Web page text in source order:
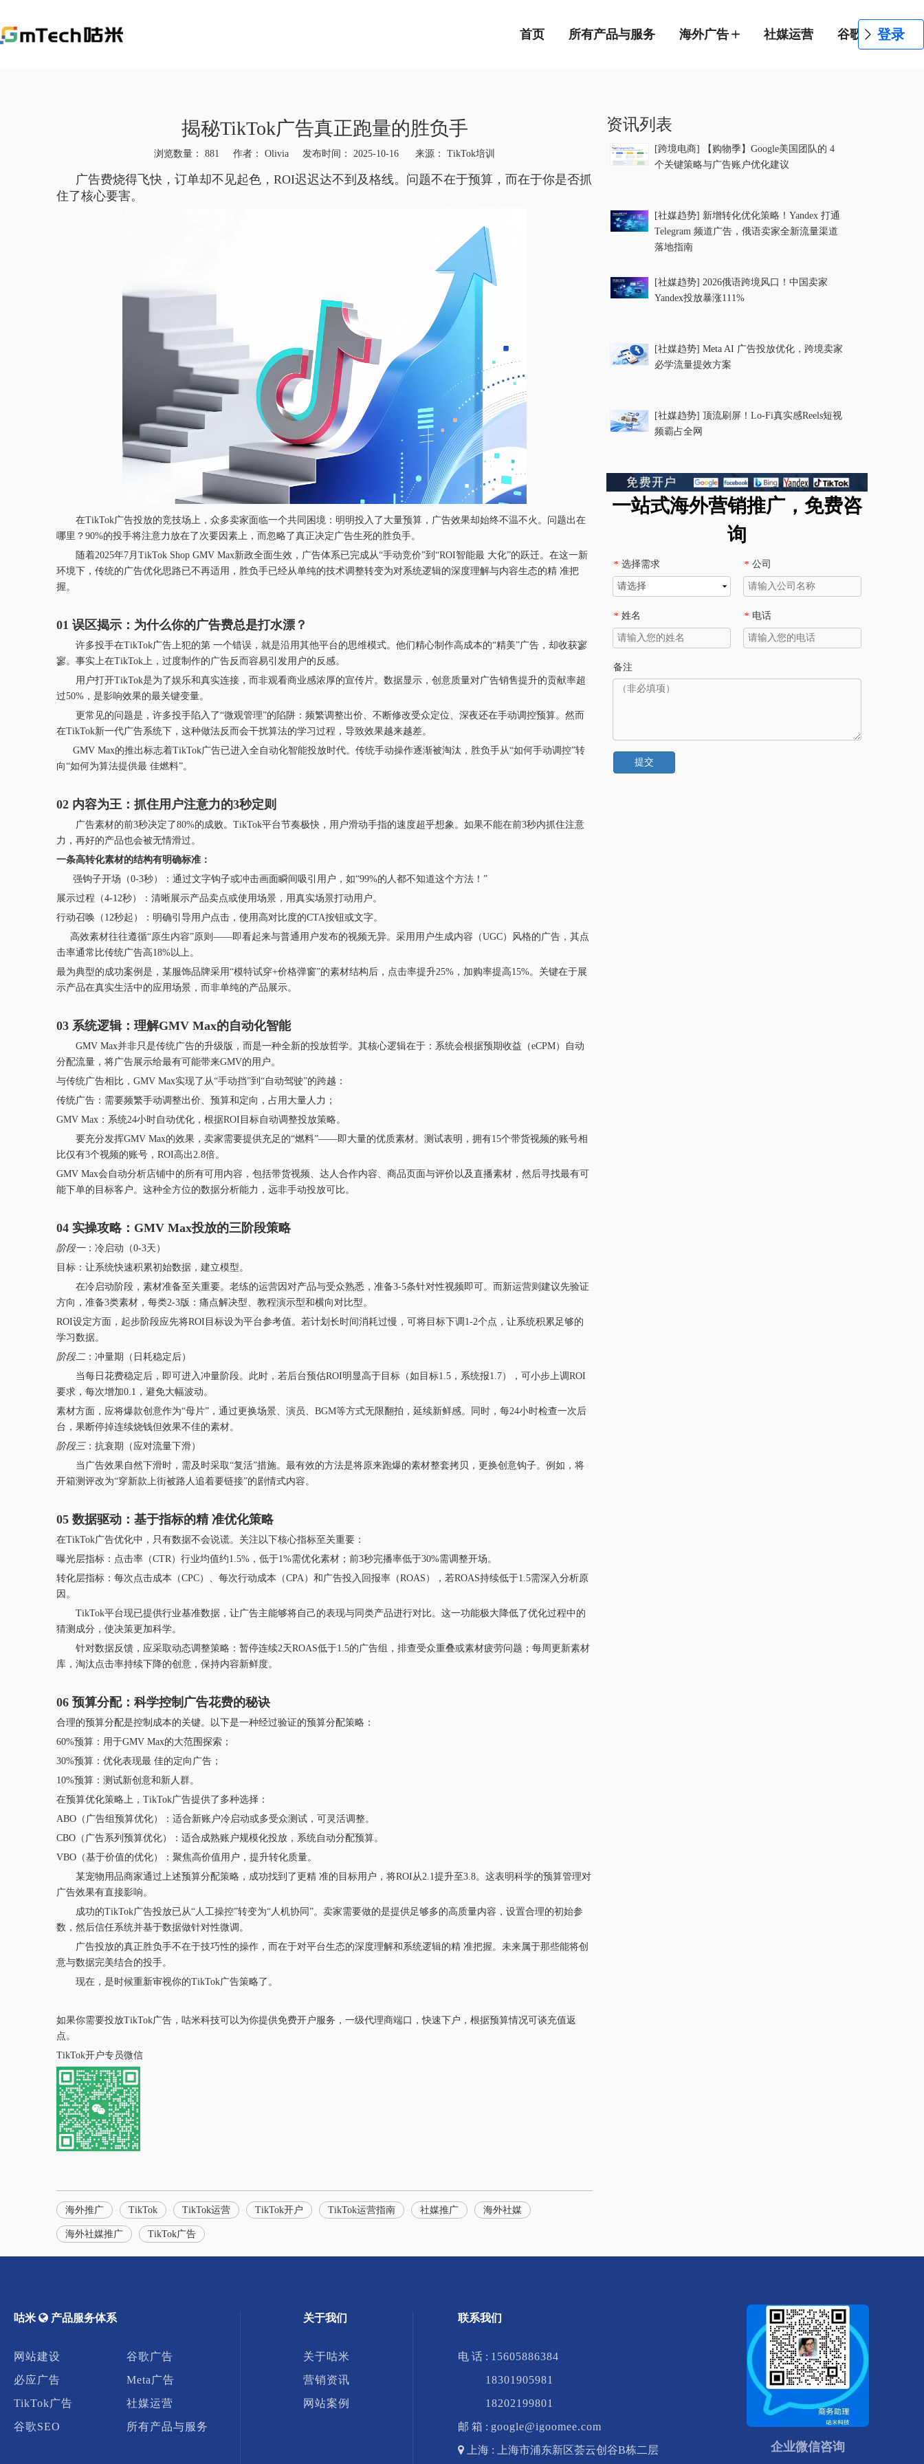
首页 所有产品与服务 海外广告 社媒运营 谷歌SEO登录
揭秘TikTok广告真正跑量的胜负手
浏览数量： 881 作者： Olivia 发布时间： 2025-10-16 来源： TikTok培训
["facebook","twitter","line","wechat","linkedin","pinterest","whatsapp"]
广告费烧得飞快，订单却不见起色，ROI迟迟达不到及格线。问题不在于预算，而在于你是否抓
住了核心要害。
在TikTok广告投放的竞技场上，众多卖家面临一个共同困境：明明投入了大量预算，广告效果却始终不温不火。问题出在
哪里？90%的投手将注意力放在了次要因素上，而忽略了真正决定广告生死的胜负手。
随着2025年7月TikTok Shop GMV Max新政全面生效，广告体系已完成从“手动竞价”到“ROI智能最 大化”的跃迁。在这一新
环境下，传统的广告优化思路已不再适用，胜负手已经从单纯的技术调整转变为对系统逻辑的深度理解与内容生态的精 准把
握。
01 误区揭示：为什么你的广告费总是打水漂？
许多投手在TikTok广告上犯的第 一个错误，就是沿用其他平台的思维模式。他们精心制作高成本的“精美”广告，却收获寥
寥。事实上在TikTok上，过度制作的广告反而容易引发用户的反感。
用户打开TikTok是为了娱乐和真实连接，而非观看商业感浓厚的宣传片。数据显示，创意质量对广告销售提升的贡献率超
过50%，是影响效果的最关键变量。
更常见的问题是，许多投手陷入了“微观管理”的陷阱：频繁调整出价、不断修改受众定位、深夜还在手动调控预算。然而
在TikTok新一代广告系统下，这种做法反而会干扰算法的学习过程，导致效果越来越差。
GMV Max的推出标志着TikTok广告已进入全自动化智能投放时代。传统手动操作逐渐被淘汰，胜负手从“如何手动调控”转
向“如何为算法提供最 佳燃料”。
02 内容为王：抓住用户注意力的3秒定则
广告素材的前3秒决定了80%的成败。TikTok平台节奏极快，用户滑动手指的速度超乎想象。如果不能在前3秒内抓住注意
力，再好的产品也会被无情滑过。
一条高转化素材的结构有明确标准：
强钩子开场（0-3秒）：通过文字钩子或冲击画面瞬间吸引用户，如“99%的人都不知道这个方法！”
展示过程（4-12秒）：清晰展示产品卖点或使用场景，用真实场景打动用户。
行动召唤（12秒起）：明确引导用户点击，使用高对比度的CTA按钮或文字。
高效素材往往遵循“原生内容”原则——即看起来与普通用户发布的视频无异。采用用户生成内容（UGC）风格的广告，其点
击率通常比传统广告高18%以上。
最为典型的成功案例是，某服饰品牌采用“模特试穿+价格弹窗”的素材结构后，点击率提升25%，加购率提高15%。关键在于展
示产品在真实生活中的应用场景，而非单纯的产品展示。
03 系统逻辑：理解GMV Max的自动化智能
GMV Max并非只是传统广告的升级版，而是一种全新的投放哲学。其核心逻辑在于：系统会根据预期收益（eCPM）自动
分配流量，将广告展示给最有可能带来GMV的用户。
与传统广告相比，GMV Max实现了从“手动挡”到“自动驾驶”的跨越：
传统广告：需要频繁手动调整出价、预算和定向，占用大量人力；
GMV Max：系统24小时自动优化，根据ROI目标自动调整投放策略。
要充分发挥GMV Max的效果，卖家需要提供充足的“燃料”——即大量的优质素材。测试表明，拥有15个带货视频的账号相
比仅有3个视频的账号，ROI高出2.8倍。
GMV Max会自动分析店铺中的所有可用内容，包括带货视频、达人合作内容、商品页面与评价以及直播素材，然后寻找最有可
能下单的目标客户。这种全方位的数据分析能力，远非手动投放可比。
04 实操攻略：GMV Max投放的三阶段策略
阶段一：冷启动（0-3天）
目标：让系统快速积累初始数据，建立模型。
在冷启动阶段，素材准备至关重要。老练的运营因对产品与受众熟悉，准备3-5条针对性视频即可。而新运营则建议先验证
方向，准备3类素材，每类2-3版：痛点解决型、教程演示型和横向对比型。
ROI设定方面，起步阶段应先将ROI目标设为平台参考值。若计划长时间消耗过慢，可将目标下调1-2个点，让系统积累足够的
学习数据。
阶段二 ：冲量期（日耗稳定后）
当每日花费稳定后，即可进入冲量阶段。此时，若后台预估ROI明显高于目标（如目标1.5，系统报1.7），可小步上调ROI
要求，每次增加0.1，避免大幅波动。
素材方面，应将爆款创意作为“母片”，通过更换场景、演员、BGM等方式无限翻拍，延续新鲜感。同时，每24小时检查一次后
台，果断停掉连续烧钱但效果不佳的素材。
阶段三：抗衰期（应对流量下滑）
当广告效果自然下滑时，需及时采取“复活”措施。最有效的方法是将原来跑爆的素材整套拷贝，更换创意钩子。例如，将
开箱测评改为“穿新款上街被路人追着要链接”的剧情式内容。
05 数据驱动：基于指标的精 准优化策略
在TikTok广告优化中，只有数据不会说谎。关注以下核心指标至关重要：
曝光层指标：点击率（CTR）行业均值约1.5%，低于1%需优化素材；前3秒完播率低于30%需调整开场。
转化层指标：每次点击成本（CPC）、每次行动成本（CPA）和广告投入回报率（ROAS），若ROAS持续低于1.5需深入分析原
因。
TikTok平台现已提供行业基准数据，让广告主能够将自己的表现与同类产品进行对比。这一功能极大降低了优化过程中的
猜测成分，使决策更加科学。
针对数据反馈，应采取动态调整策略：暂停连续2天ROAS低于1.5的广告组，排查受众重叠或素材疲劳问题；每周更新素材
库，淘汰点击率持续下降的创意，保持内容新鲜度。
06 预算分配：科学控制广告花费的秘诀
合理的预算分配是控制成本的关键。以下是一种经过验证的预算分配策略：
60%预算：用于GMV Max的大范围探索；
30%预算：优化表现最 佳的定向广告；
10%预算：测试新创意和新人群。
在预算优化策略上，TikTok广告提供了多种选择：
ABO（广告组预算优化）：适合新账户冷启动或多受众测试，可灵活调整。
CBO（广告系列预算优化）：适合成熟账户规模化投放，系统自动分配预算。
VBO（基于价值的优化）：聚焦高价值用户，提升转化质量。
某宠物用品商家通过上述预算分配策略，成功找到了更精 准的目标用户，将ROI从2.1提升至3.8。这表明科学的预算管理对
广告效果有直接影响。
成功的TikTok广告投放已从“人工操控”转变为“人机协同”。卖家需要做的是提供足够多的高质量内容，设置合理的初始参
数，然后信任系统并基于数据做针对性微调。
广告投放的真正胜负手不在于技巧性的操作，而在于对平台生态的深度理解和系统逻辑的精 准把握。未来属于那些能将创
意与数据完美结合的投手。
现在，是时候重新审视你的TikTok广告策略了。
如果你需要投放TikTok广告，咕米科技可以为你提供免费开户服务，一级代理商端口，快速下户，根据预算情况可谈充值返
点。
TikTok开户专员微信
海外推广 TikTok TikTok运营 TikTok开户 TikTok运营指南 社媒推广 海外社媒
海外社媒推广 TikTok广告
资讯列表
[跨境电商]
【购物季】Google美国团队的 4
个关键策略与广告账户优化建议
[社媒趋势] 新增转化优化策略！Yandex 打通
Telegram 频道广告，俄语卖家全新流量渠道
落地指南
[社媒趋势] 2026俄语跨境风口！中国卖家
Yandex投放暴涨111%
[社媒趋势] Meta AI 广告投放优化，跨境卖家
必学流量提效方案
[社媒趋势] 顶流刷屏！Lo-Fi真实感Reels短视
频霸占全网
一站式海外营销推广，免费咨
询
* 选择需求 * 公司
* 姓名 * 电话
备注
提交
咕米  ​​​​​​​ 产品服务体系
网站建设
谷歌广告
必应广告
Meta广告
TikTok广告
社媒运营
谷歌SEO
所有产品与服务
关于我们
关于咕米
营销资讯
网站案例
联系我们
电 话 : 15605886384
18301905981
18202199801
邮 箱 : google@igoomee.com
 上海 : 上海市浦东新区荟云创谷B栋二层 企业微信咨询